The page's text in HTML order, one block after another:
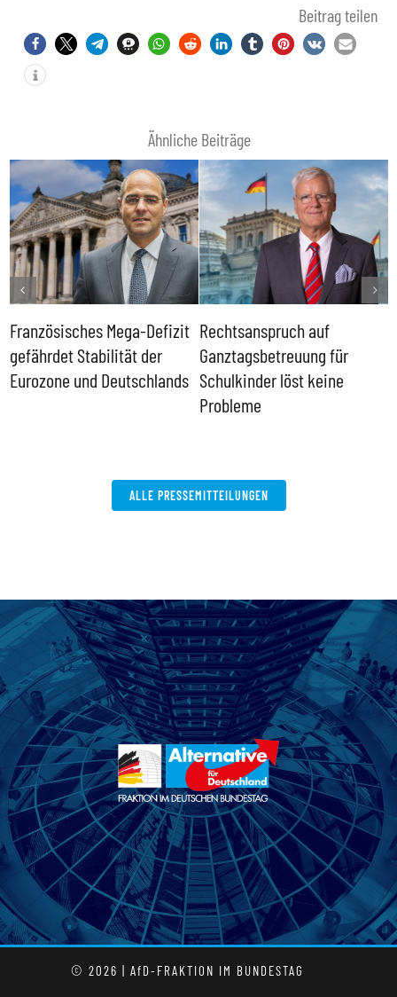
Beitrag teilen
Ähnliche Beiträge
Französisches Mega-Defizit
gefährdet Stabilität der
Eurozone und Deutschlands
Rechtsanspruch auf
Ganztagsbetreuung für
Schulkinder löst keine
Probleme
ALLE PRESSEMITTEILUNGEN
© 2026 | AfD-FRAKTION IM BUNDESTAG